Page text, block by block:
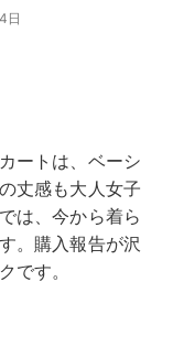
日
ートは、ベーシ
丈感も大人女子
は、今から着ら
。購入報告が沢
です。